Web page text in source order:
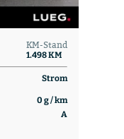
KM-Stand
1.498 KM
Strom
0 g / km
A